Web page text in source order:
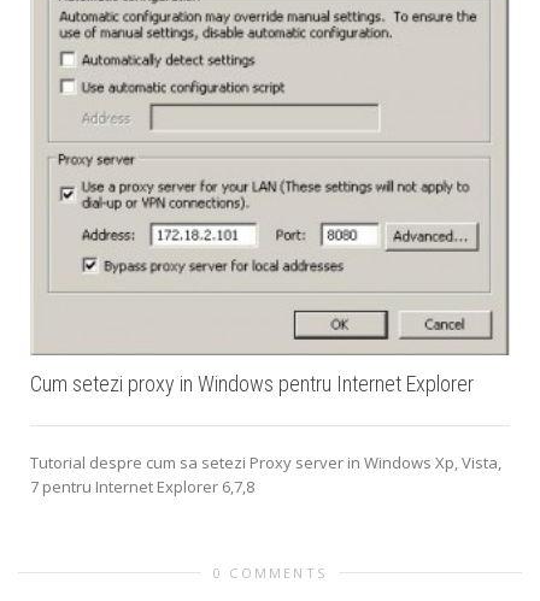
Cum setezi proxy in Windows pentru Internet Explorer
Tutorial despre cum sa setezi Proxy server in Windows Xp, Vista,
7 pentru Internet Explorer 6,7,8
0 COMMENTS